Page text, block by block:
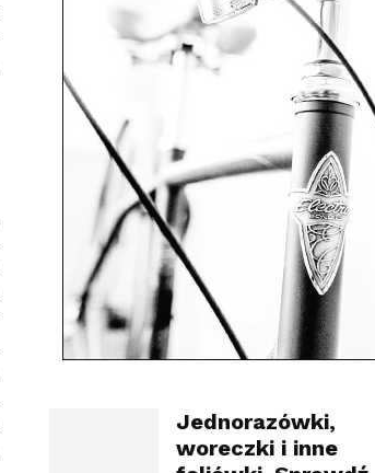
Jednorazówki,
woreczki i inne